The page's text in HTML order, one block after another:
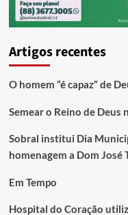
Artigos recentes
O homem “é capaz” de
Semear o Reino de Deus
Sobral institui Dia
homenagem a Dom José
Em Tempo
Hospital do Coração